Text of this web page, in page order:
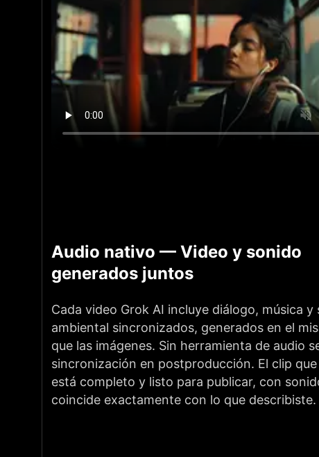
Audio nativo — Video y sonido
generados juntos
Cada video Grok AI incluye diálogo, música y
ambiental sincronizados, generados en el
que las imágenes. Sin herramienta de audio
sincronización en postproducción. El clip
está completo y listo para publicar, con
coincide exactamente con lo que describiste.